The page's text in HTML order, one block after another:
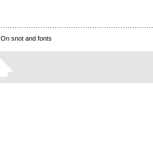
On snot and fonts